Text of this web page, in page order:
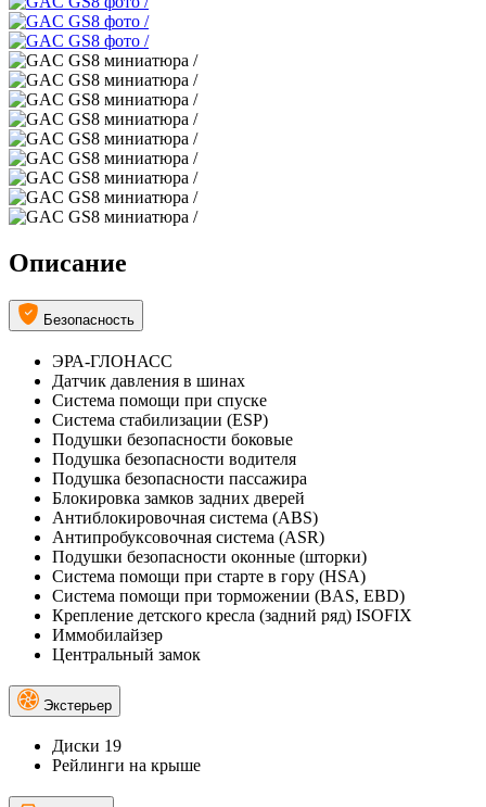
Описание
Безопасность
ЭРА-ГЛОНАСС
Датчик давления в шинах
Система помощи при спуске
Система стабилизации (ESP)
Подушки безопасности боковые
Подушка безопасности водителя
Подушка безопасности пассажира
Блокировка замков задних дверей
Антиблокировочная система (ABS)
Антипробуксовочная система (ASR)
Подушки безопасности оконные (шторки)
Система помощи при старте в гору (HSA)
Система помощи при торможении (BAS, EBD)
Крепление детского кресла (задний ряд) ISOFIX
Иммобилайзер
Центральный замок
Экстерьер
Диски 19
Рейлинги на крыше